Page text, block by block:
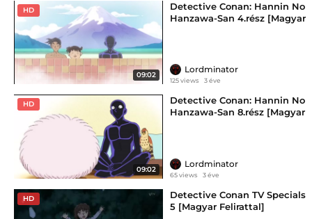
HD
09:02
Detective Conan: Hannin No
Hanzawa-San 4.rész [Magyar
Lordminator
125 views 3 éve
HD
09:02
Detective Conan: Hannin No
Hanzawa-San 8.rész [Magyar
Lordminator
65 views 3 éve
HD
Detective Conan TV Specials
5 [Magyar Felirattal]